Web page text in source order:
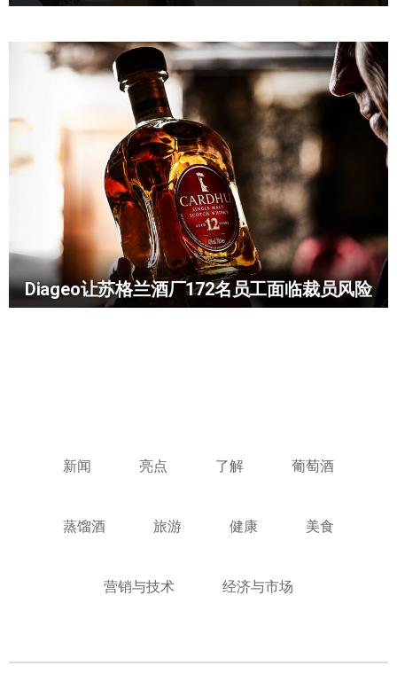
Diageo让苏格兰酒厂172名员工面临裁员风险
新闻 亮点 了解 葡萄酒
蒸馏酒 旅游 健康 美食
营销与技术 经济与市场